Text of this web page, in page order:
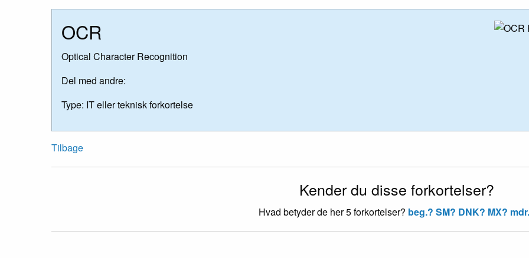
OCR
Optical Character Recognition
Del med andre:
Type: IT eller teknisk forkortelse
Tilbage
Kender du disse forkortelser?
Hvad betyder de her 5 forkortelser? beg.? SM? DNK? MX?